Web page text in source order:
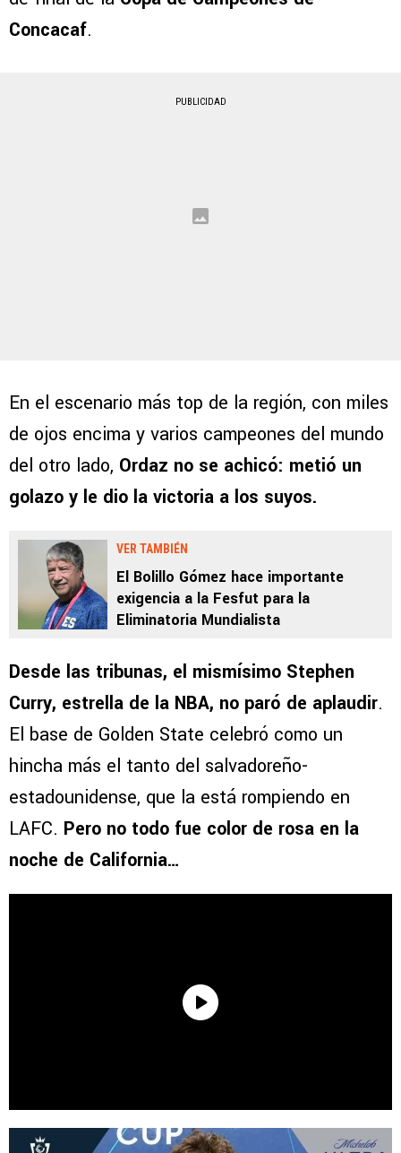
Concacaf.
PUBLICIDAD
En el escenario más top de la región, con miles
de ojos encima y varios campeones del mundo
del otro lado, Ordaz no se achicó: metió un
golazo y le dio la victoria a los suyos.
VER TAMBIÉN
El Bolillo Gómez hace importante
exigencia a la Fesfut para la
Eliminatoria Mundialista
Desde las tribunas, el mismísimo Stephen
Curry, estrella de la NBA, no paró de aplaudir.
El base de Golden State celebró como un
hincha más el tanto del salvadoreño-
estadounidense, que la está rompiendo en
LAFC. Pero no todo fue color de rosa en la
noche de California…